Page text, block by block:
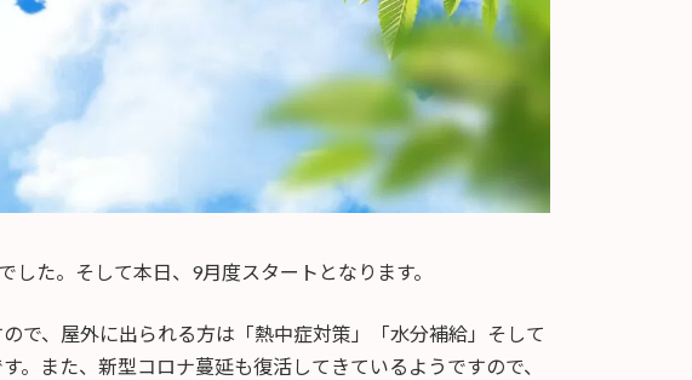
た。そして本日、9月度スタートとなります。
で、屋外に出られる方は「熱中症対策」「水分補給」そして
。また、新型コロナ蔓延も復活してきているようですので、